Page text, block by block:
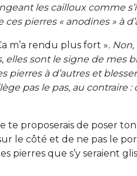
les cailloux comme
pierres « anodines » à
m’a rendu plus fort ».
sont le signe de mes
pierres à d’autres et
pas le pas, au contraire
te proposerais de poser
le côté et de ne pas le
pierres que s’y seraient